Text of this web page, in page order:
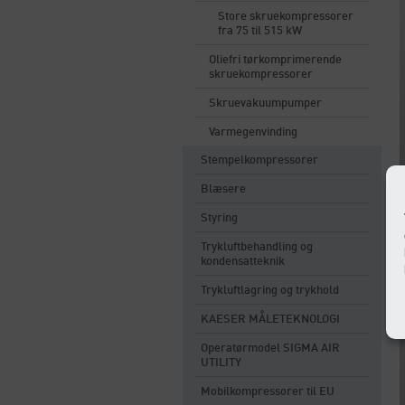
Store skruekompressorer
fra 75 til 515 kW
Oliefri tørkomprimerende
skruekompressorer
Skruevakuumpumper
Varmegenvinding
Stempelkompressorer
Blæsere
Styring
Trykluftbehandling og
kondensatteknik
Trykluftlagring og trykhold
KAESER MÅLETEKNOLOGI
Operatørmodel SIGMA AIR
UTILITY
Mobilkompressorer til EU